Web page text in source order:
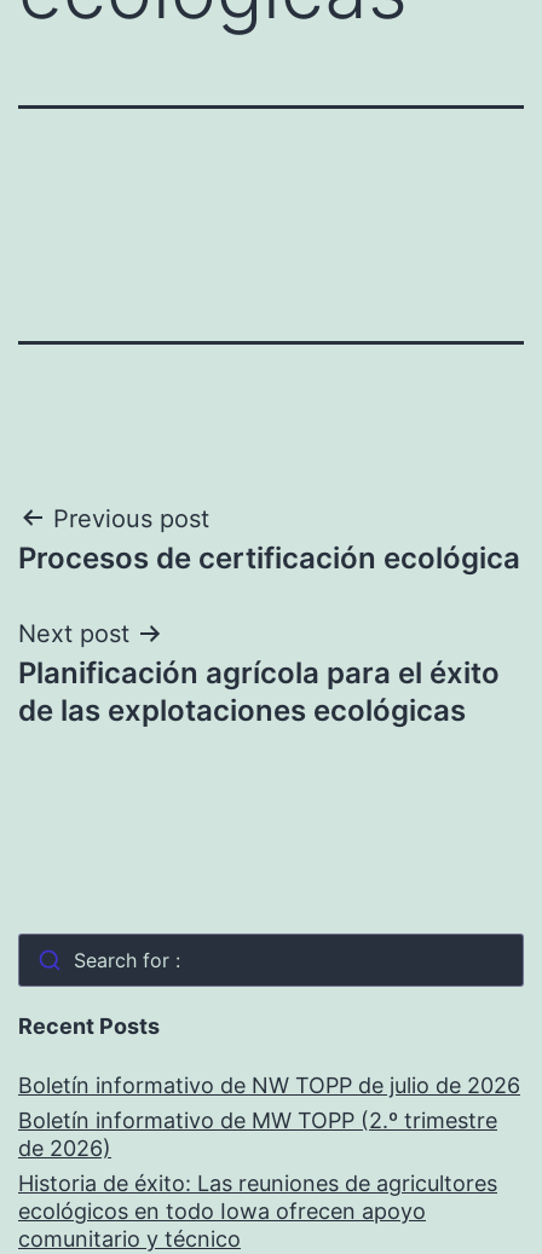
Navegación
de
entradas
Previous post
Procesos de certificación ecológica
Next post
Planificación agrícola para el éxito
de las explotaciones ecológicas
Search for :
Recent Posts
Boletín informativo de NW TOPP de julio de 2026
Boletín informativo de MW TOPP (2.º trimestre
de 2026)
Historia de éxito: Las reuniones de agricultores
ecológicos en todo Iowa ofrecen apoyo
comunitario y técnico